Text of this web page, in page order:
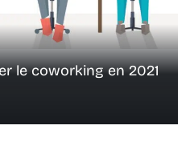
le coworking en 2021